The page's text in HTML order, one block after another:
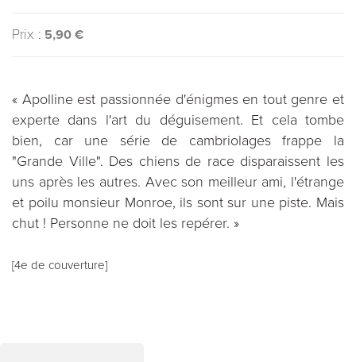
Prix : 5,90 €
« Apolline est passionnée d'énigmes en tout genre et
experte dans l'art du déguisement. Et cela tombe
bien, car une série de cambriolages frappe la
"Grande Ville". Des chiens de race disparaissent les
uns après les autres. Avec son meilleur ami, l'étrange
et poilu monsieur Monroe, ils sont sur une piste. Mais
chut ! Personne ne doit les repérer. »
[4e de couverture]